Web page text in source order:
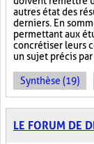
autres état des
derniers. En
permettant aux
concrétiser leurs
un sujet précis
Synthèse (19)
LE FORUM DE